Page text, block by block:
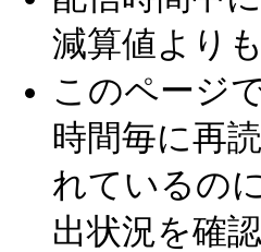
減算値より
このページ
時間毎に再
れているの
出状況を確